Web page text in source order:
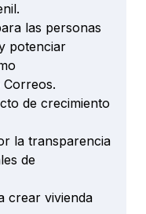
las personas
potenciar
de crecimiento
la transparencia
de
crear vivienda